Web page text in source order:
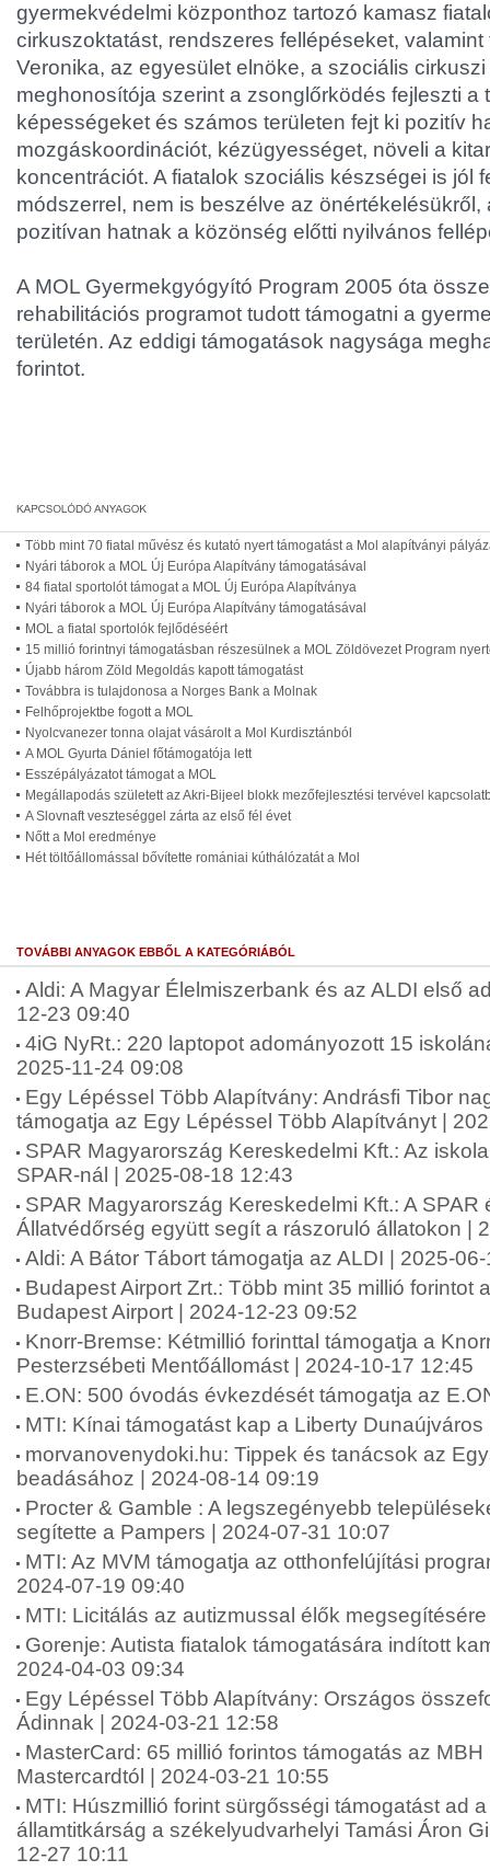
gyermekvédelmi központhoz tartozó kamasz
cirkuszoktatást, rendszeres fellépéseket, valamint
Veronika, az egyesület elnöke, a szociális
meghonosítója szerint a zsonglőrködés fejleszti a
képességeket és számos területen fejt ki pozitív
mozgáskoordinációt, kézügyességet, növeli a
koncentrációt. A fiatalok szociális készségei is jól
módszerrel, nem is beszélve az önértékelésükről,
pozitívan hatnak a közönség előtti nyilvános
A MOL Gyermekgyógyító Program 2005 óta
rehabilitációs programot tudott támogatni a
területén. Az eddigi támogatások nagysága
forintot.
Több mint 70 fiatal művész és kutató nyert támogatást a Mol alapítványi
Nyári táborok a MOL Új Európa Alapítvány támogatásával
84 fiatal sportolót támogat a MOL Új Európa Alapítványa
Nyári táborok a MOL Új Európa Alapítvány támogatásával
MOL a fiatal sportolók fejlődéséért
15 millió forintnyi támogatásban részesülnek a MOL Zöldövezet Program
Újabb három Zöld Megoldás kapott támogatást
Továbbra is tulajdonosa a Norges Bank a Molnak
Felhőprojektbe fogott a MOL
Nyolcvanezer tonna olajat vásárolt a Mol Kurdisztánból
A MOL Gyurta Dániel főtámogatója lett
Esszépályázatot támogat a MOL
Megállapodás született az Akri-Bijeel blokk mezőfejlesztési tervével
A Slovnaft veszteséggel zárta az első fél évet
Nőtt a Mol eredménye
Hét töltőállomással bővítette romániai kúthálózatát a Mol
TOVÁBBI ANYAGOK EBBŐL A KATEGÓRIÁBÓL
Aldi: A Magyar Élelmiszerbank és az ALDI első
12-23 09:40
4iG NyRt.: 220 laptopot adományozott 15
2025-11-24 09:08
Egy Lépéssel Több Alapítvány: Andrásfi Tibor
támogatja az Egy Lépéssel Több Alapítványt |
SPAR Magyarország Kereskedelmi Kft.: Az
SPAR-nál | 2025-08-18 12:43
SPAR Magyarország Kereskedelmi Kft.: A SPAR
Állatvédőrség együtt segít a rászoruló állatokon |
Aldi: A Bátor Tábort támogatja az ALDI | 2025-
Budapest Airport Zrt.: Több mint 35 millió forintot
Budapest Airport | 2024-12-23 09:52
Knorr-Bremse: Kétmillió forinttal támogatja a
Pesterzsébeti Mentőállomást | 2024-10-17 12:45
E.ON: 500 óvodás évkezdését támogatja az
MTI: Kínai támogatást kap a Liberty
morvanovenydoki.hu: Tippek és tanácsok az
beadásához | 2024-08-14 09:19
Procter & Gamble : A legszegényebb
segítette a Pampers | 2024-07-31 10:07
MTI: Az MVM támogatja az otthonfelújítási
2024-07-19 09:40
MTI: Licitálás az autizmussal élők
Gorenje: Autista fiatalok támogatására indított
2024-04-03 09:34
Egy Lépéssel Több Alapítvány: Országos
Ádinnak | 2024-03-21 12:58
MasterCard: 65 millió forintos támogatás az
Mastercardtól | 2024-03-21 10:55
MTI: Húszmillió forint sürgősségi támogatást ad
államtitkárság a székelyudvarhelyi Tamási Áron
12-27 10:11